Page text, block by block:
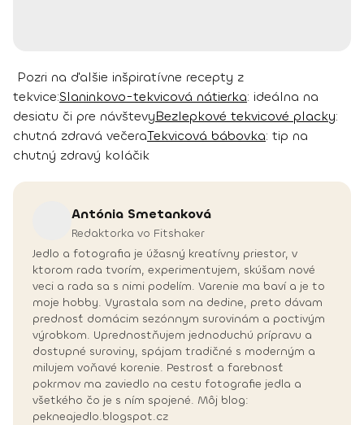
Pozri na ďalšie inšpiratívne recepty z
tekvice:Slaninkovo-tekvicová nátierka: ideálna na
desiatu či pre návštevyBezlepkové tekvicové placky:
chutná zdravá večeraTekvicová bábovka: tip na
chutný zdravý koláčik
Antónia Smetanková
Redaktorka vo Fitshaker
Jedlo a fotografia je úžasný kreatívny priestor, v
ktorom rada tvorím, experimentujem, skúšam nové
veci a rada sa s nimi podelím. Varenie ma baví a je to
moje hobby. Vyrastala som na dedine, preto dávam
prednosť domácim sezónnym surovinám a poctivým
výrobkom. Uprednostňujem jednoduchú prípravu a
dostupné suroviny, spájam tradičné s moderným a
milujem voňavé korenie. Pestrosť a farebnosť
pokrmov ma zaviedlo na cestu fotografie jedla a
všetkého čo je s ním spojené. Môj blog:
pekneajedlo.blogspot.cz